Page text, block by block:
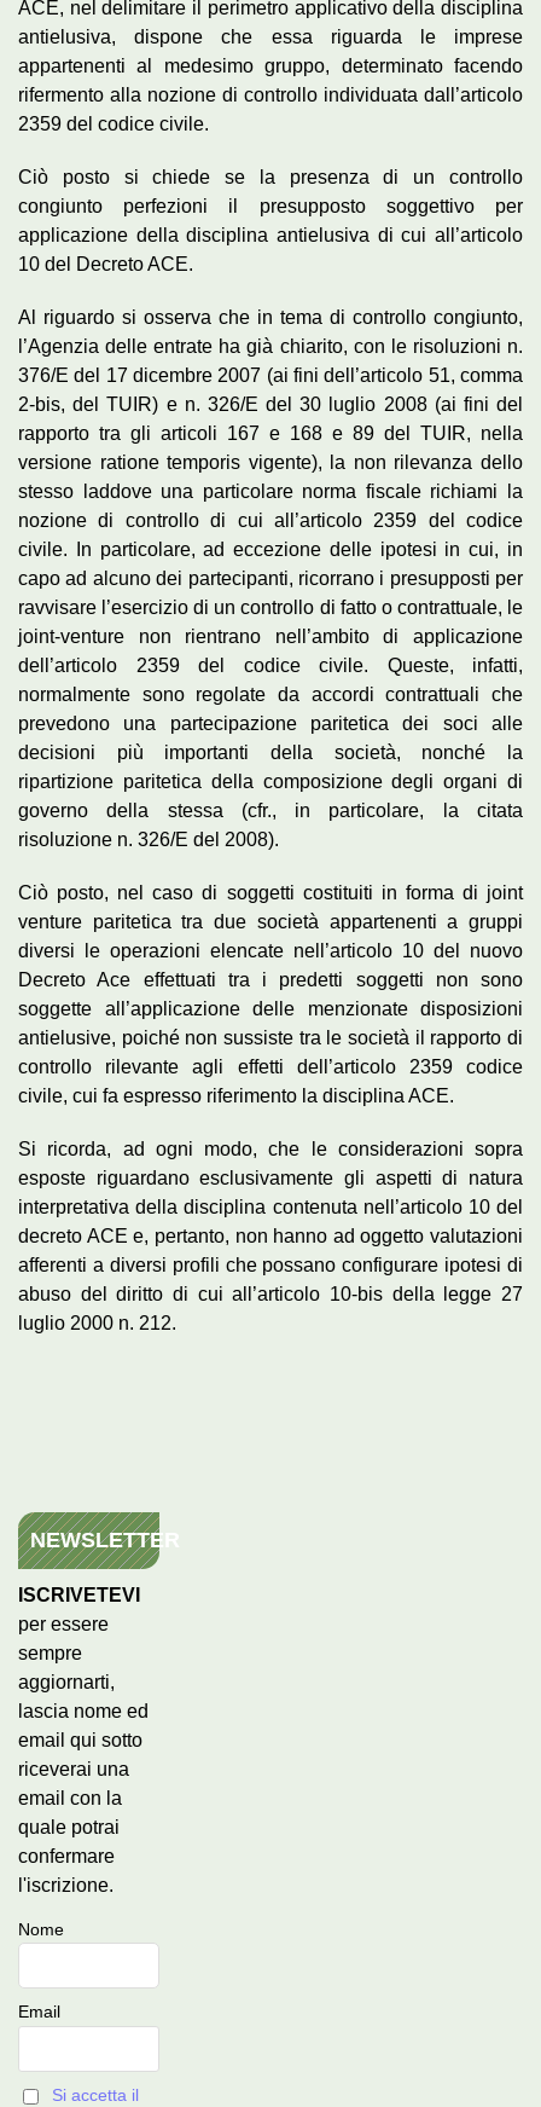
ACE, nel delimitare il perimetro applicativo della disciplina
antielusiva, dispone che essa riguarda le imprese
appartenenti al medesimo gruppo, determinato facendo
rifermento alla nozione di controllo individuata dall’articolo
2359 del codice civile.
Ciò posto si chiede se la presenza di un controllo
congiunto perfezioni il presupposto soggettivo per
applicazione della disciplina antielusiva di cui all’articolo
10 del Decreto ACE.
Al riguardo si osserva che in tema di controllo congiunto,
l’Agenzia delle entrate ha già chiarito, con le risoluzioni n.
376/E del 17 dicembre 2007 (ai fini dell’articolo 51, comma
2-bis, del TUIR) e n. 326/E del 30 luglio 2008 (ai fini del
rapporto tra gli articoli 167 e 168 e 89 del TUIR, nella
versione ratione temporis vigente), la non rilevanza dello
stesso laddove una particolare norma fiscale richiami la
nozione di controllo di cui all’articolo 2359 del codice
civile. In particolare, ad eccezione delle ipotesi in cui, in
capo ad alcuno dei partecipanti, ricorrano i presupposti per
ravvisare l’esercizio di un controllo di fatto o contrattuale, le
joint-venture non rientrano nell’ambito di applicazione
dell’articolo 2359 del codice civile. Queste, infatti,
normalmente sono regolate da accordi contrattuali che
prevedono una partecipazione paritetica dei soci alle
decisioni più importanti della società, nonché la
ripartizione paritetica della composizione degli organi di
governo della stessa (cfr., in particolare, la citata
risoluzione n. 326/E del 2008).
Ciò posto, nel caso di soggetti costituiti in forma di joint
venture paritetica tra due società appartenenti a gruppi
diversi le operazioni elencate nell’articolo 10 del nuovo
Decreto Ace effettuati tra i predetti soggetti non sono
soggette all’applicazione delle menzionate disposizioni
antielusive, poiché non sussiste tra le società il rapporto di
controllo rilevante agli effetti dell’articolo 2359 codice
civile, cui fa espresso riferimento la disciplina ACE.
Si ricorda, ad ogni modo, che le considerazioni sopra
esposte riguardano esclusivamente gli aspetti di natura
interpretativa della disciplina contenuta nell’articolo 10 del
decreto ACE e, pertanto, non hanno ad oggetto valutazioni
afferenti a diversi profili che possano configurare ipotesi di
abuso del diritto di cui all’articolo 10-bis della legge 27
luglio 2000 n. 212.
NEWSLETTER
ISCRIVETEVI
per essere
sempre
aggiornarti,
lascia nome ed
email qui sotto
riceverai una
email con la
quale potrai
confermare
l'iscrizione.
Nome
Email
Si accetta il